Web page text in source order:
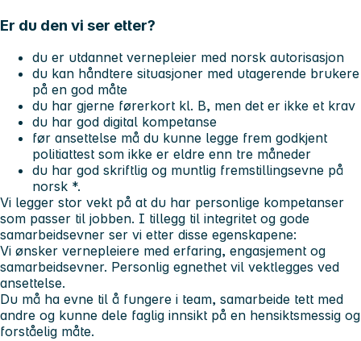
Er du den vi ser etter?
du er utdannet vernepleier med norsk autorisasjon
du kan håndtere situasjoner med utagerende brukere
på en god måte
du har gjerne førerkort kl. B, men det er ikke et krav
du har god digital kompetanse
før ansettelse må du kunne legge frem godkjent
politiattest som ikke er eldre enn tre måneder
du har god skriftlig og muntlig fremstillingsevne på
norsk *.
Vi legger stor vekt på at du har personlige kompetanser
som passer til jobben. I tillegg til integritet og gode
samarbeidsevner ser vi etter disse egenskapene:
Vi ønsker vernepleiere med erfaring, engasjement og
samarbeidsevner. Personlig egnethet vil vektlegges ved
ansettelse.
Du må ha evne til å fungere i team, samarbeide tett med
andre og kunne dele faglig innsikt på en hensiktsmessig og
forståelig måte.